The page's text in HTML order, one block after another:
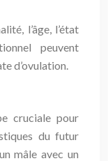
l’âge, l’état
peuvent
d’ovulation.
cruciale pour
du futur
mâle avec un